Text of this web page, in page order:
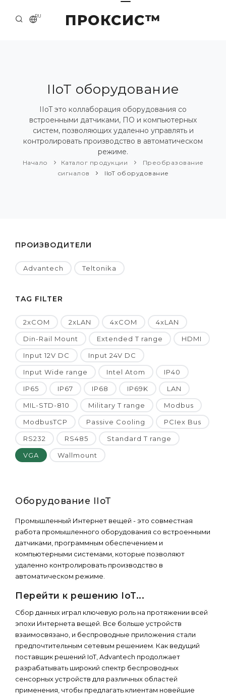
ПРОКСИС™
RU
О КОМПАНИИ
ПРИМЕРЫ И РЕШЕНИЯ
КАТАЛОГ ПРОДУКЦИИ
ПРЕСС-ЦЕНТР
IIoT оборудование
IIoT это коллаборация оборудования со
встроенными датчиками, ПО и компьютерных
систем, позволяющих удаленно управлять и
контролировать производство в автоматическом
режиме.
Начало Каталог продукции
Преобразование
сигналов
IIoT оборудование
ПРОИЗВОДИТЕЛИ
Advantech Teltonika
TAG FILTER
2xCOM 2xLAN 4xCOM 4xLAN
Din-Rail Mount Extended T range HDMI
Input 12V DC Input 24V DC
Input Wide range Intel Atom IP40
IP65 IP67 IP68 IP69K LAN
MIL-STD-810 Military T range Modbus
ModbusTCP Passive Cooling PCIex Bus
RS232 RS485 Standard T range
VGA Wallmount
Оборудование IIoT
Промышленный Интернет вещей - это совместная
работа промышленного оборудования со встроенными
датчиками, программным обеспечением и
компьютерными системами, которые позволяют
удаленно контролировать производство в
автоматическом режиме.
Перейти к решению IoT...
Сбор данных играл ключевую роль на протяжении всей
эпохи Интернета вещей. Все больше устройств
взаимосвязано, и беспроводные приложения стали
предпочтительным сетевым решением. Как ведущий
поставщик решений IoT, Advantech продолжает
разрабатывать широкий спектр беспроводных
сенсорных устройств для различных областей
применения, чтобы предлагать клиентам новейшие